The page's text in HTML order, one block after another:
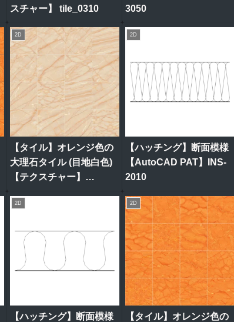
スチャー】 tile_0310
3050
2D
【タイル】オレンジ色の
大理石タイル (目地白色)
【テクスチャー】
2D
【ハッチング】断面模様
【AutoCAD PAT】INS-
2010
2D
【ハッチング】断面模様
2D
【タイル】オレンジ色の